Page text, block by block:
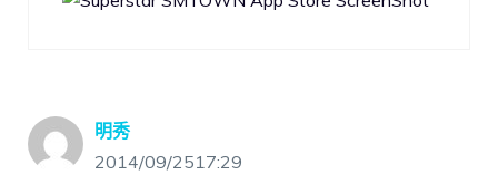
明秀
2014/09/2517:29